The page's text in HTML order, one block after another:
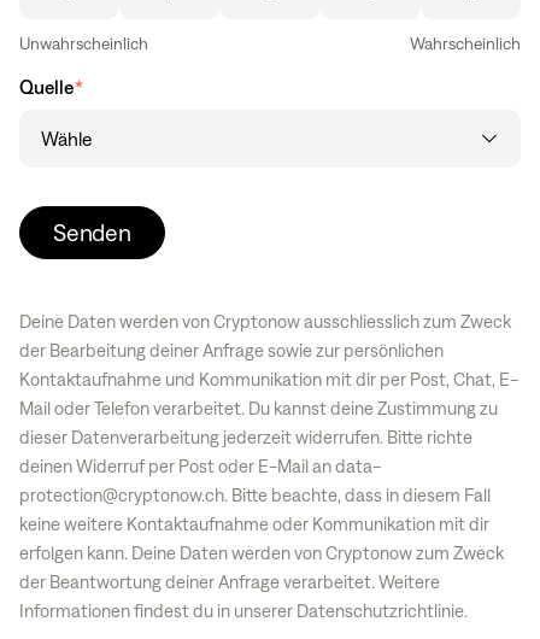
Unwahrscheinlich Wahrscheinlich
Quelle*
Senden
Deine Daten werden von Cryptonow ausschliesslich zum Zweck
der Bearbeitung deiner Anfrage sowie zur persönlichen
Kontaktaufnahme und Kommunikation mit dir per Post, Chat, E-
Mail oder Telefon verarbeitet. Du kannst deine Zustimmung zu
dieser Datenverarbeitung jederzeit widerrufen. Bitte richte
deinen Widerruf per Post oder E-Mail andata-
protection@cryptonow.ch. Bitte beachte, dass in diesem Fall
keine weitere Kontaktaufnahme oder Kommunikation mit dir
erfolgen kann. Deine Daten werden von Cryptonow zum Zweck
der Beantwortung deiner Anfrage verarbeitet. Weitere
Informationen findest du in unserer Datenschutzrichtlinie.